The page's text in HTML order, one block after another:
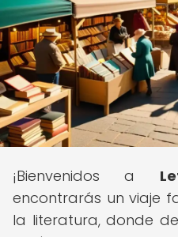
¡Bienvenidos a
encontrarás un viaje
la literatura, donde